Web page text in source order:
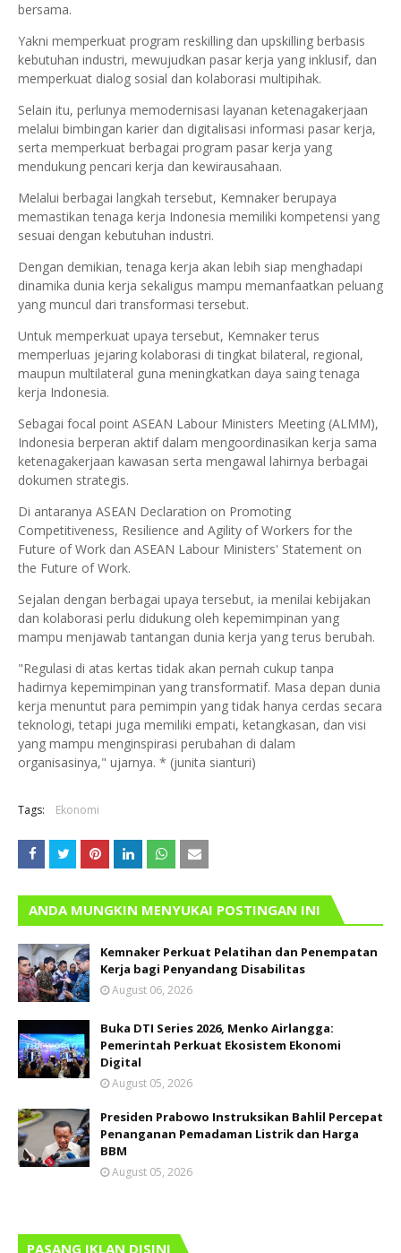
bersama.
Yakni memperkuat program reskilling dan upskilling berbasis
kebutuhan industri, mewujudkan pasar kerja yang inklusif, dan
memperkuat dialog sosial dan kolaborasi multipihak.
Selain itu, perlunya memodernisasi layanan ketenagakerjaan
melalui bimbingan karier dan digitalisasi informasi pasar kerja,
serta memperkuat berbagai program pasar kerja yang
mendukung pencari kerja dan kewirausahaan.
Melalui berbagai langkah tersebut, Kemnaker berupaya
memastikan tenaga kerja Indonesia memiliki kompetensi yang
sesuai dengan kebutuhan industri.
Dengan demikian, tenaga kerja akan lebih siap menghadapi
dinamika dunia kerja sekaligus mampu memanfaatkan peluang
yang muncul dari transformasi tersebut.
Untuk memperkuat upaya tersebut, Kemnaker terus
memperluas jejaring kolaborasi di tingkat bilateral, regional,
maupun multilateral guna meningkatkan daya saing tenaga
kerja Indonesia.
Sebagai focal point ASEAN Labour Ministers Meeting (ALMM),
Indonesia berperan aktif dalam mengoordinasikan kerja sama
ketenagakerjaan kawasan serta mengawal lahirnya berbagai
dokumen strategis.
Di antaranya ASEAN Declaration on Promoting
Competitiveness, Resilience and Agility of Workers for the
Future of Work dan ASEAN Labour Ministers' Statement on
the Future of Work.
Sejalan dengan berbagai upaya tersebut, ia menilai kebijakan
dan kolaborasi perlu didukung oleh kepemimpinan yang
mampu menjawab tantangan dunia kerja yang terus berubah.
"Regulasi di atas kertas tidak akan pernah cukup tanpa
hadirnya kepemimpinan yang transformatif. Masa depan dunia
kerja menuntut para pemimpin yang tidak hanya cerdas secara
teknologi, tetapi juga memiliki empati, ketangkasan, dan visi
yang mampu menginspirasi perubahan di dalam
organisasinya," ujarnya. * (junita sianturi)
Tags: Ekonomi
ANDA MUNGKIN MENYUKAI POSTINGAN INI
Kemnaker Perkuat Pelatihan dan Penempatan
Kerja bagi Penyandang Disabilitas
August 06, 2026
Buka DTI Series 2026, Menko Airlangga:
Pemerintah Perkuat Ekosistem Ekonomi
Digital
August 05, 2026
Presiden Prabowo Instruksikan Bahlil Percepat
Penanganan Pemadaman Listrik dan Harga
BBM
August 05, 2026
PASANG IKLAN DISINI